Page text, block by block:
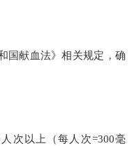
献血法》相关规定，确
以上（每人次=300毫